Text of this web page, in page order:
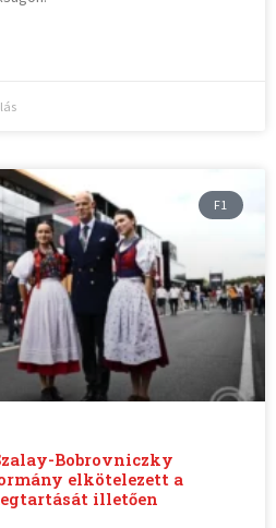
F1
Bobrovniczky
elkötelezett a
illetően